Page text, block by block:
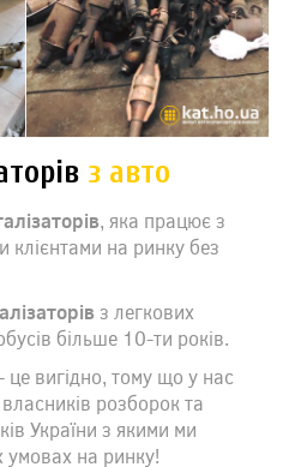
з авто
, яка працює з
клієнтами на ринку без
з легкових
більше 10-ти років.
це вигідно, тому що у нас
власників розборок та
України з якими ми
на ринку!